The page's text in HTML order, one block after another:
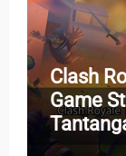
Clash
Game
Menarik